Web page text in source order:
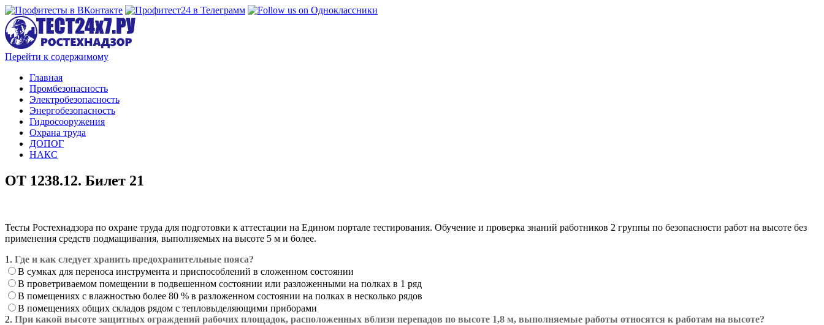
Перейти к содержимому
Главная
Промбезопасность
Электробезопасность
Энергобезопасность
Гидросооружения
Охрана труда
ДОПОГ
НАКС
ОТ 1238.12. Билет 21
Тесты Ростехнадзора по охране труда для подготовки к аттестации на Едином портале тестирования. Обучение и проверка знаний работников 2 группы по безопасности работ на высоте без
применения средств подмащивания, выполняемых на высоте 5 м и более.
1. Где и как следует хранить предохранительные пояса?
В сумках для переноса инструмента и приспособлений в сложенном состоянии
В проветриваемом помещении в подвешенном состоянии или разложенными на полках в 1 ряд
В помещениях с влажностью более 80 % в разложенном состоянии на полках в несколько рядов
В помещениях общих складов рядом с тепловыделяющими приборами
2. При какой высоте защитных ограждений рабочих площадок, расположенных вблизи перепадов по высоте 1,8 м, выполняемые работы относятся к работам на высоте?